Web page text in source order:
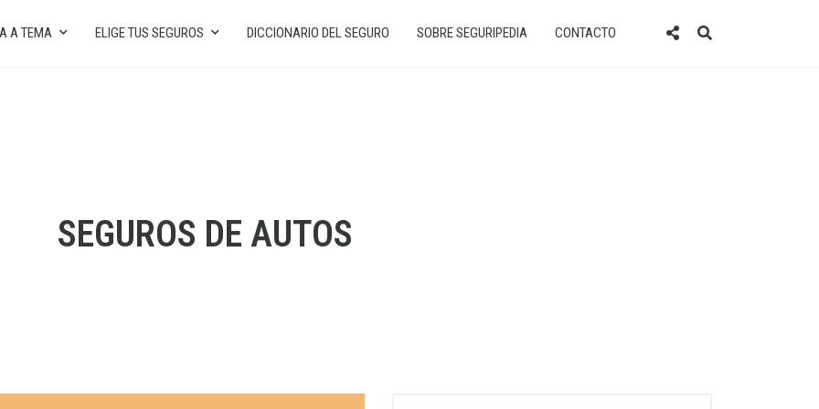
A TEMA ELIGE TUS SEGUROS DICCIONARIO DEL SEGURO SOBRE SEGURIPEDIA CONTACTO
SEGUROS DE AUTOS